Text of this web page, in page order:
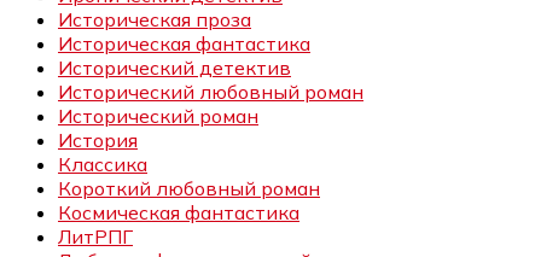
Историческая проза
Историческая фантастика
Исторический детектив
Исторический любовный роман
Исторический роман
История
Классика
Короткий любовный роман
Космическая фантастика
ЛитРПГ